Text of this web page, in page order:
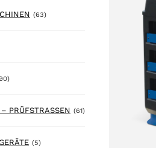
(63)63 products
90 products
PRÜFSTRASSEN (61)61 products
(5)5 products